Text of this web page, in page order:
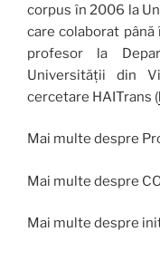
corpus în 2006 la
care colaborat
profesor la
Universității din
cercetare HAITrans (
Mai multe despre
Mai multe despre
Mai multe despre